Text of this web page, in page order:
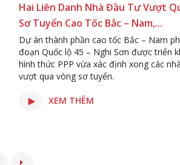
Hai Liên Danh Nhà Đầu Tư Vượt
Sơ Tuyển Cao Tốc Bắc – Nam,...
Dự án thành phần cao tốc Bắc – Nam
đoạn Quốc lộ 45 – Nghi Sơn được triển
hình thức PPP vừa xác định xong các
vượt qua vòng sơ tuyển.
XEM THÊM